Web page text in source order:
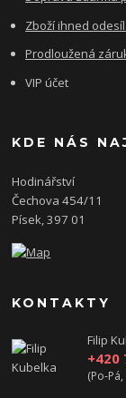
Zboží ihned
Prodloužená
VIP účet
KDE NÁS
Hodinářství
Čechova 454/11
Písek, 397 01
KONTAKTY
Filip
+420
(Po-